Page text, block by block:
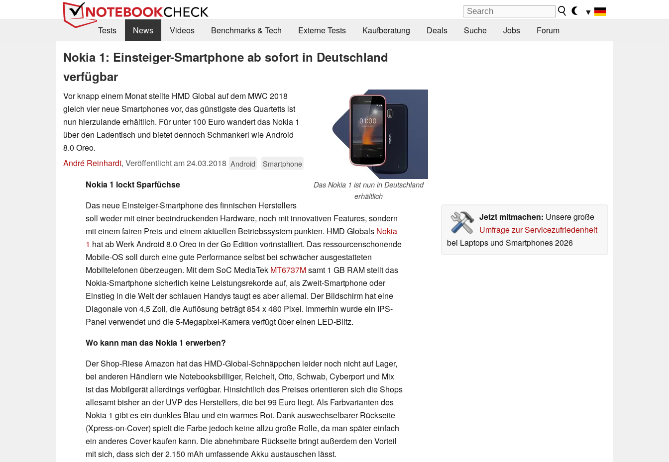
▼
Tests
News Videos Benchmarks & Tech Externe Tests Kaufberatung Deals Suche Jobs Forum
Nokia 1: Einsteiger-Smartphone ab sofort in Deutschland
verfügbar
Das Nokia 1 ist nun in Deutschland
erhältlich
Vor knapp einem Monat stellte HMD Global auf dem MWC 2018
gleich vier neue Smartphones vor, das günstigste des Quartetts ist
nun hierzulande erhältlich. Für unter 100 Euro wandert das Nokia 1
über den Ladentisch und bietet dennoch Schmankerl wie Android
8.0 Oreo.
André Reinhardt, Veröffentlicht am24.03.2018 Android Smartphone
Jetzt mitmachen: Unsere große
Umfrage zur Servicezufriedenheit
bei Laptops und Smartphones 2026
Nokia 1 lockt Sparfüchse
Das neue Einsteiger-Smartphone des finnischen Herstellers
soll weder mit einer beeindruckenden Hardware, noch mit innovativen Features, sondern
mit einem fairen Preis und einem aktuellen Betriebssystem punkten. HMD Globals Nokia
1 hat ab Werk Android 8.0 Oreo in der Go Edition vorinstalliert. Das ressourcenschonende
Mobile-OS soll durch eine gute Performance selbst bei schwächer ausgestatteten
Mobiltelefonen überzeugen. Mit dem SoC MediaTek MT6737Msamt 1 GB RAM stellt das
Nokia-Smartphone sicherlich keine Leistungsrekorde auf, als Zweit-Smartphone oder
Einstieg in die Welt der schlauen Handys taugt es aber allemal. Der Bildschirm hat eine
Diagonale von 4,5 Zoll, die Auflösung beträgt 854 x 480 Pixel. Immerhin wurde ein IPS-
Panel verwendet und die 5-Megapixel-Kamera verfügt über einen LED-Blitz.
Wo kann man das Nokia 1 erwerben?
Der Shop-Riese Amazon hat das HMD-Global-Schnäppchen leider noch nicht auf Lager,
bei anderen Händlern wie Notebooksbilliger, Reichelt, Otto, Schwab, Cyberport und Mix
ist das Mobilgerät allerdings verfügbar. Hinsichtlich des Preises orientieren sich die Shops
allesamt bisher an der UVP des Herstellers, die bei 99 Euro liegt. Als Farbvarianten des
Nokia 1 gibt es ein dunkles Blau und ein warmes Rot. Dank auswechselbarer Rückseite
(Xpress-on-Cover) spielt die Farbe jedoch keine allzu große Rolle, da man später einfach
ein anderes Cover kaufen kann. Die abnehmbare Rückseite bringt außerdem den Vorteil
mit sich, dass sich der 2.150 mAh umfassende Akku austauschen lässt.